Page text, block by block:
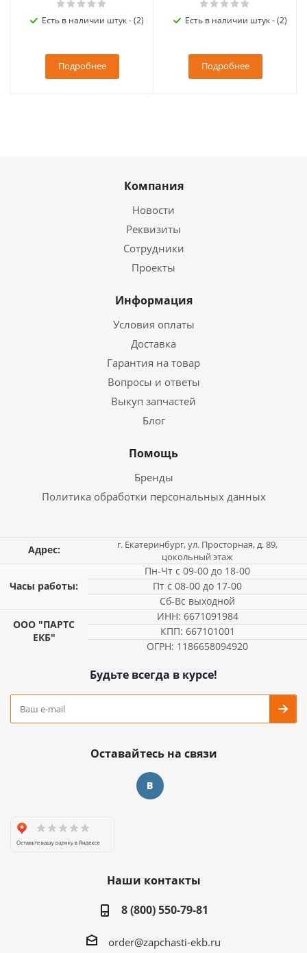
Есть в наличии штук - (2)
Подробнее
Есть в наличии штук - (2)
Подробнее
Компания
Новости
Реквизиты
Сотрудники
Проекты
Информация
Условия оплаты
Доставка
Гарантия на товар
Вопросы и ответы
Выкуп запчастей
Блог
Помощь
Бренды
Политика обработки персональных данных
Адрес:
г. Екатеринбург, ул. Просторная, д. 89,
цокольный этаж
Часы работы:
Пн-Чт с 09-00 до 18-00
Пт с 08-00 до 17-00
Сб-Вс выходной
ООО "ПАРТС
ЕКБ"
ИНН: 6671091984
КПП: 667101001
ОГРН: 1186658094920
Будьте всегда в курсе!
Оставайтесь на связи
Наши контакты
8 (800) 550-79-81
order@zapchasti-ekb.ru